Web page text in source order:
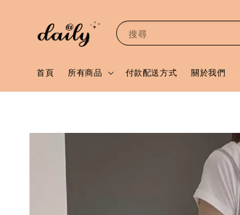
搜尋
首頁 所有商品 付款配送方式 關於我們